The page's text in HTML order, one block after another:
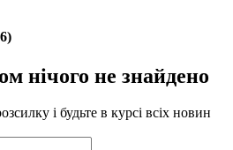
нічого не знайдено
і будьте в курсі всіх новин